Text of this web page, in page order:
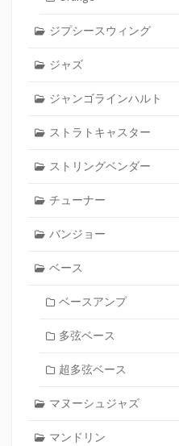
ジプシースウィング
ジャズ
ジャンゴラインハルト
ストラトキャスター
ストリングベンダー
チューナー
バンジョー
ベース
ベースアンプ
多弦ベース
超多弦ベース
マヌーシュジャズ
マンドリン